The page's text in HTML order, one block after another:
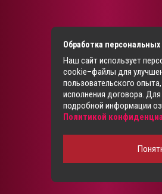
Обработка
Наш сайт использует
cookie–файлы для
пользовательского
исполнения договора.
подробной информации
Политикой